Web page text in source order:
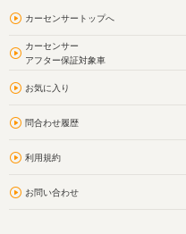
カーセンサートップへ
カーセンサー
アフター保証対象車
お気に入り
問合わせ履歴
利用規約
お問い合わせ